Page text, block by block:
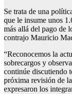
Se trata de una
que le insume unos
más allá del pago de
contrajo Mauricio
“Reconocemos la
sobrecargos y
continúe discutiendo
próxima revisión de
expresaron los